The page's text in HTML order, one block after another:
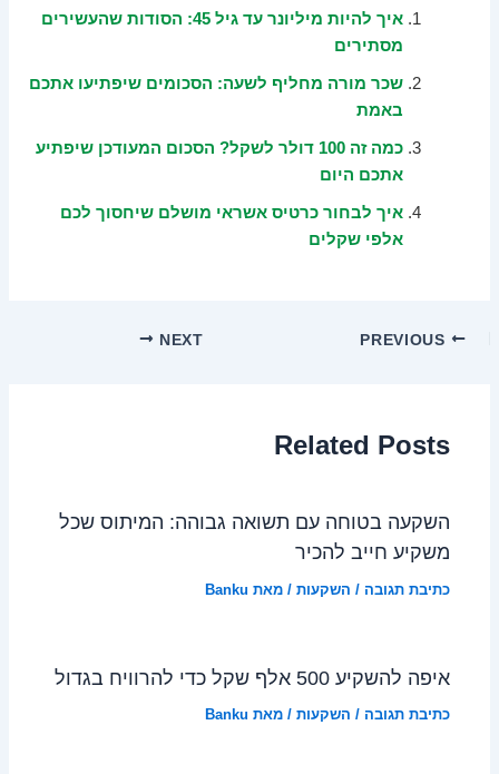
איך להיות מיליונר עד גיל 45: הסודות שהעשירים
מסתירים
שכר מורה מחליף לשעה: הסכומים שיפתיעו אתכם
באמת
כמה זה 100 דולר לשקל? הסכום המעודכן שיפתיע
אתכם היום
איך לבחור כרטיס אשראי מושלם שיחסוך לכם
אלפי שקלים
NEXT
Related Posts
השקעה בטוחה עם תשואה גבוהה: המיתוס שכל
משקיע חייב להכיר
כתיבת תגובה / השקעות / מאת Banku
איפה להשקיע 500 אלף שקל כדי להרוויח בגדול
כתיבת תגובה / השקעות / מאת Banku